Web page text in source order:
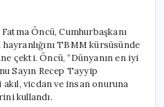
Sözler:
“Dünyanın
En
İyi
Ülkesi
Öncü, Cumhurbaşkanı
TBMM kürsüsünde
çekti. Öncü, “Dünyanın en iyi
Sayın Recep Tayyip
vicdan ve insan onuruna
kullandı.